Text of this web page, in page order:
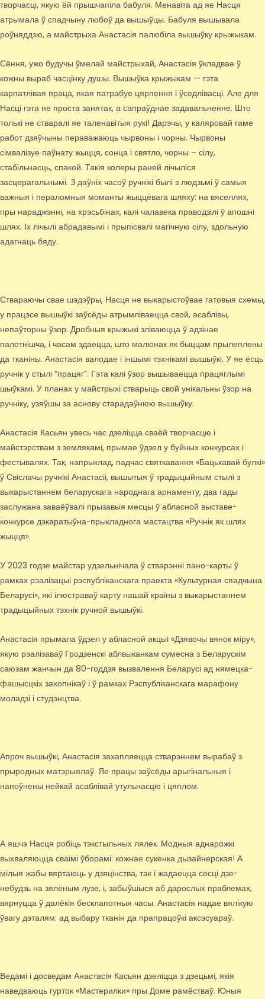
творчасці, якую ёй прышчапіла бабуля. Менавіта ад яе Насця
атрымала ў спадчыну любоў да вышыўцы. Бабуля вышывала
роўняддзю, а майстрыха Анастасія палюбіла вышыўку крыжыкам.
Сёння, ужо будучы ўмелай майстрыхай, Анастасія ўкладвае ў
кожны выраб часцінку душы. Вышыўка крыжыкам — гэта
карпатлівая праца, якая патрабуе цярпення і ўседлівасці. Але для
Насці гэта не проста занятак, а сапраўднае задавальненне. Што
толькі не стваралі яе таленавітыя рукі! Дарэчы, у каляровай гаме
работ дзяўчыны пераважаюць чырвоны і чорны. Чырвоны
сімвалізуе паўнату жыцця, сонца і святло, чорны – сілу,
стабільнасць, спакой. Такія колеры раней лічыліся
засцерагальнымі. З даўніх часоў ручнікі былі з людзьмі ў самыя
важныя і пераломныя моманты жыццёвага шляху: на вяселлях,
пры нараджэнні, на хрэсьбінах, калі чалавека праводзілі ў апошні
шлях. Іх лічылі абрадавымі і прыпісвалі магічную сілу, здольную
адагнаць бяду.
Ствараючы свае шэдэўры, Насця не выкарыстоўвае гатовыя схемы,
у працэсе вышыўкі заўсёды атрымліваецца свой, асаблівы,
непаўторны ўзор. Дробныя крыжыкі зліваюцца ў адзінае
палотнішча, і часам здаецца, што малюнак як быццам прылеплены
да тканіны. Анастасія валодае і іншымі тэхнікамі вышыўкі. У яе ёсць
ручнік у стылі “працяг”. Гэта калі ўзор вышываецца працяглымі
шыўкамі. У планах у майстрыхі стварыць свой унікальны ўзор на
ручніку, узяўшы за аснову старадаўнюю вышыўку.
Анастасія Касьян увесь час дзеліцца сваёй творчасцю і
майстэрствам з землякамі, прымае ўдзел у буйных конкурсах і
фестывалях. Так, напрыклад, падчас святкавання «Бацькавай булкі»
ў Свіслачы ручнікі Анастасіі, вышытыя ў традыцыйным стылі з
выкарыстаннем беларускага народнага арнаменту, два гады
заслужана заваёўвалі прызавыя месцы ў абласной выставе-
конкурсе дэкаратыўна-прыкладнога мастацтва «Ручнік як шлях
жыцця».
У 2023 годзе майстар удзельнічала ў стварэнні пано-карты ў
рамках рэалізацыі рэспубліканскага праекта «Культурная спадчына
Беларусі», які ілюстраваў карту нашай краіны з выкарыстаннем
традыцыйных тэхнік ручной вышыўкі.
Анастасія прымала ўдзел у абласной акцыі «Дзявочы вянок міру»,
якую рэалізаваў Гродзенскі аблвыканкам сумесна з Беларускім
саюзам жанчын да 80-годдзя вызвалення Беларусі ад нямецка-
фашысцкіх захопнікаў і ў рамках Рэспубліканскага марафону
моладзі і студэнцтва.
Апроч вышыўкі, Анастасія захапляецца стварэннем вырабаў з
прыродных матэрыялаў. Яе працы заўсёды арыгінальныя і
напоўнены нейкай асаблівай утульнасцю і цяплом.
А яшчэ Насця робіць тэкстыльных лялек. Модныя аднарожкі
выхваляюцца сваімі ўборамі: кожнае сукенка дызайнерская! А
мілыя жабы вяртаюць у дзяцінства, так і жадаецца сесці дзе-
небудзь на зялёным лузе, і, забыўшыся аб дарослых праблемах,
вярнуцца ў далёкія бесклапотныя часы. Анастасія надае вялікую
ўвагу дэталям: ад выбару тканін да прапрацоўкі аксэсуараў.
Ведамі і досведам Анастасія Касьян дзеліцца з дзецьмі, якія
наведваюць гурток «Мастерилки» пры Доме рамёстваў. Юныя